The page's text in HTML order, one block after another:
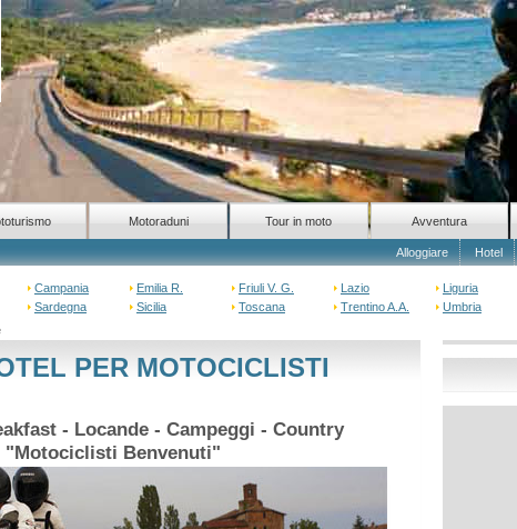
Motoraduni Tour in moto Avventura
Alloggiare Hotel
Campania Emilia R. Friuli V. G. Lazio Liguria
Sardegna Sicilia Toscana Trentino A.A. Umbria
PER MOTOCICLISTI
- Locande - Campeggi - Country
Benvenuti"